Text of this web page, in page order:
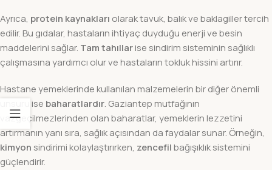
Ayrıca, protein kaynakları olarak tavuk, balık ve baklagiller tercih
edilir. Bu gıdalar, hastaların ihtiyaç duyduğu enerji ve besin
maddelerini sağlar. Tam tahıllarise sindirim sisteminin sağlıklı
çalışmasına yardımcı olur ve hastaların tokluk hissini artırır.
Hastane yemeklerinde kullanılan malzemelerin bir diğer önemli
unsuru ise baharatlardır. Gaziantep mutfağının
vazgeçilmezlerinden olan baharatlar, yemeklerin lezzetini
artırmanın yanı sıra, sağlık açısından da faydalar sunar. Örneğin,
kimyon sindirimi kolaylaştırırken, zencefilbağışıklık sistemini
güçlendirir.